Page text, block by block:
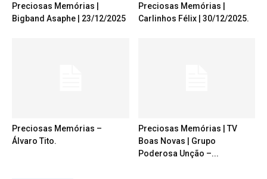
Preciosas Memórias |
Bigband Asaphe | 23/12/2025
Preciosas Memórias |
Carlinhos Félix | 30/12/2025.
Preciosas Memórias –
Álvaro Tito.
Preciosas Memórias | TV
Boas Novas | Grupo
Poderosa Unção –...